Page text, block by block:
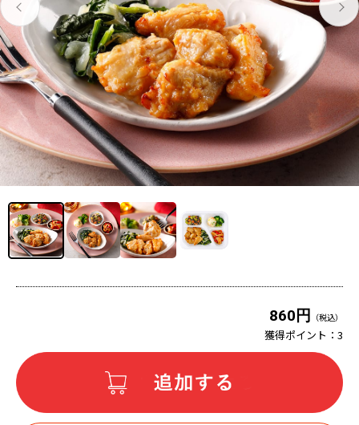
860円 （税込）
獲得ポイント： 3